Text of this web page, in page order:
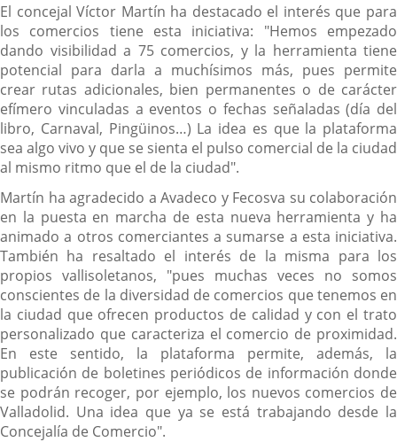
El concejal Víctor Martín ha destacado el interés que para
los comercios tiene esta iniciativa: "Hemos empezado
dando visibilidad a 75 comercios, y la herramienta tiene
potencial para darla a muchísimos más, pues permite
crear rutas adicionales, bien permanentes o de carácter
efímero vinculadas a eventos o fechas señaladas (día del
libro, Carnaval, Pingüinos…) La idea es que la plataforma
sea algo vivo y que se sienta el pulso comercial de la ciudad
al mismo ritmo que el de la ciudad".
Martín ha agradecido a Avadeco y Fecosva su colaboración
en la puesta en marcha de esta nueva herramienta y ha
animado a otros comerciantes a sumarse a esta iniciativa.
También ha resaltado el interés de la misma para los
propios vallisoletanos, "pues muchas veces no somos
conscientes de la diversidad de comercios que tenemos en
la ciudad que ofrecen productos de calidad y con el trato
personalizado que caracteriza el comercio de proximidad.
En este sentido, la plataforma permite, además, la
publicación de boletines periódicos de información donde
se podrán recoger, por ejemplo, los nuevos comercios de
Valladolid. Una idea que ya se está trabajando desde la
Concejalía de Comercio".